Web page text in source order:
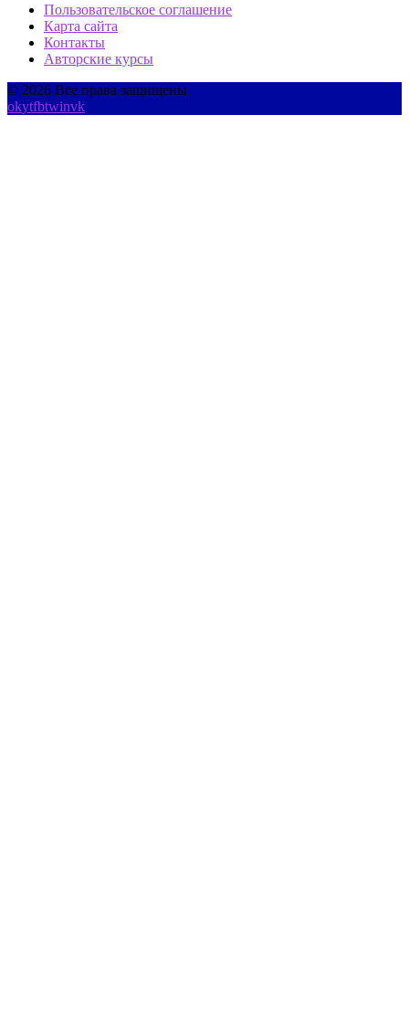
Пользовательское соглашение
Карта сайта
Контакты
Авторские курсы
© 2026 Все права защищены
okytfbtwinvk